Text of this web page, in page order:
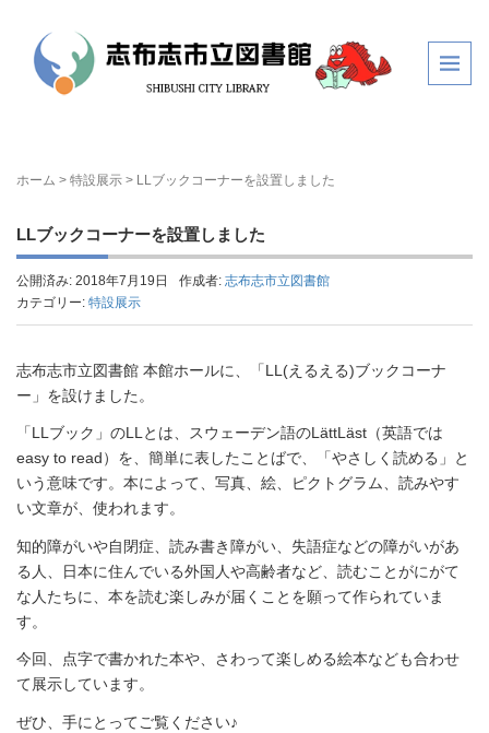
ホーム > 特設展示 > LLブックコーナーを設置しました
LLブックコーナーを設置しました
公開済み: 2018年7月19日 作成者: 志布志市立図書館
カテゴリー: 特設展示
志布志市立図書館 本館ホールに、「LL(えるえる)ブックコーナ
ー」を設けました。
「LLブック」のLLとは、スウェーデン語のLättLäst（英語では
easy to read）を、簡単に表したことばで、「やさしく読める」と
いう意味です。本によって、写真、絵、ピクトグラム、読みやす
い文章が、使われます。
知的障がいや自閉症、読み書き障がい、失語症などの障がいがあ
る人、日本に住んでいる外国人や高齢者など、読むことがにがて
な人たちに、本を読む楽しみが届くことを願って作られていま
す。
今回、点字で書かれた本や、さわって楽しめる絵本なども合わせ
て展示しています。
ぜひ、手にとってご覧ください♪